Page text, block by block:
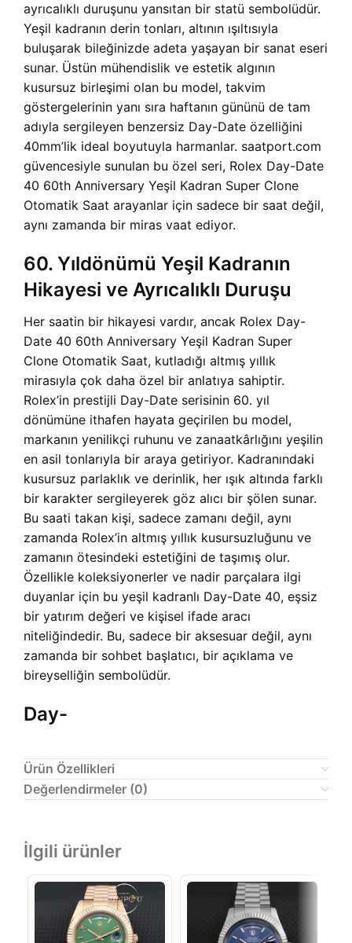
ayrıcalıklı duruşunu yansıtan bir statü sembolüdür.
Yeşil kadranın derin tonları, altının ışıltısıyla
buluşarak bileğinizde adeta yaşayan bir sanat eseri
sunar. Üstün mühendislik ve estetik algının
kusursuz birleşimi olan bu model, takvim
göstergelerinin yanı sıra haftanın gününü de tam
adıyla sergileyen benzersiz Day-Date özelliğini
40mm’lik ideal boyutuyla harmanlar. saatport.com
güvencesiyle sunulan bu özel seri, Rolex Day-Date
40 60th Anniversary Yeşil Kadran Super Clone
Otomatik Saat arayanlar için sadece bir saat değil,
aynı zamanda bir miras vaat ediyor.
60. Yıldönümü Yeşil Kadranın
Hikayesi ve Ayrıcalıklı Duruşu
Her saatin bir hikayesi vardır, ancak Rolex Day-
Date 40 60th Anniversary Yeşil Kadran Super
Clone Otomatik Saat, kutladığı altmış yıllık
mirasıyla çok daha özel bir anlatıya sahiptir.
Rolex’in prestijli Day-Date serisinin 60. yıl
dönümüne ithafen hayata geçirilen bu model,
markanın yenilikçi ruhunu ve zanaatkârlığını yeşilin
en asil tonlarıyla bir araya getiriyor. Kadranındaki
kusursuz parlaklık ve derinlik, her ışık altında farklı
bir karakter sergileyerek göz alıcı bir şölen sunar.
Bu saati takan kişi, sadece zamanı değil, aynı
zamanda Rolex’in altmış yıllık kusursuzluğunu ve
zamanın ötesindeki estetiğini de taşımış olur.
Özellikle koleksiyonerler ve nadir parçalara ilgi
duyanlar için bu yeşil kadranlı Day-Date 40, eşsiz
bir yatırım değeri ve kişisel ifade aracı
niteliğindedir. Bu, sadece bir aksesuar değil, aynı
zamanda bir sohbet başlatıcı, bir açıklama ve
bireyselliğin sembolüdür.
Day-
Ürün Özellikleri
Değerlendirmeler (0)
İlgili ürünler